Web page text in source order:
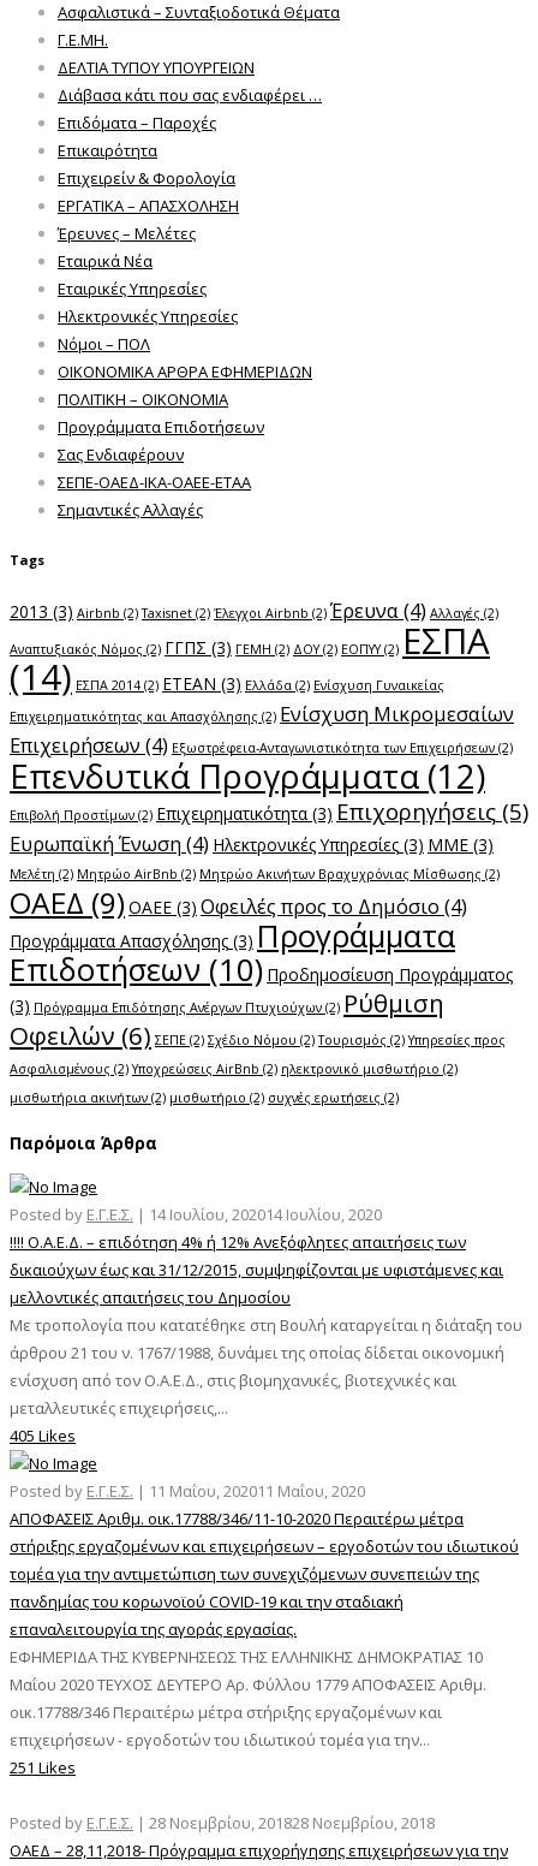
Ασφαλιστικά – Συνταξιοδοτικά Θέματα
Γ.Ε.ΜΗ.
ΔΕΛΤΙΑ ΤΥΠΟΥ ΥΠΟΥΡΓΕΙΩΝ
Διάβασα κάτι που σας ενδιαφέρει …
Επιδόματα – Παροχές
Επικαιρότητα
Επιχειρείν & Φορολογία
ΕΡΓΑΤΙΚΑ – ΑΠΑΣΧΟΛΗΣΗ
Έρευνες – Μελέτες
Εταιρικά Νέα
Εταιρικές Υπηρεσίες
Ηλεκτρονικές Υπηρεσίες
Νόμοι – ΠΟΛ
ΟΙΚΟΝΟΜΙΚΑ ΑΡΘΡΑ ΕΦΗΜΕΡΙΔΩΝ
ΠΟΛΙΤΙΚΗ – ΟΙΚΟΝΟΜΙΑ
Προγράμματα Επιδοτήσεων
Σας Ενδιαφέρουν
ΣΕΠΕ-ΟΑΕΔ-ΙΚΑ-ΟΑΕΕ-ΕΤΑΑ
Σημαντικές Αλλαγές
Tags
2013 (3) Airbnb (2) Taxisnet (2) Έλεγχοι Airbnb (2) Έρευνα(4) Αλλαγές (2)
Αναπτυξιακός Νόμος (2) ΓΓΠΣ (3) ΓΕΜΗ (2) ΔΟΥ(2) ΕΟΠΥΥ(2) ΕΣΠΑ
(14) ΕΣΠΑ 2014 (2) ΕΤΕΑΝ (3) Ελλάδα (2) Ενίσχυση Γυναικείας
Επιχειρηματικότητας και Απασχόλησης (2) Ενίσχυση Μικρομεσαίων
Επιχειρήσεων (4) Εξωστρέφεια-Ανταγωνιστικότητα των Επιχειρήσεων (2)
Επενδυτικά Προγράμματα (12)
Επιβολή Προστίμων (2) Επιχειρηματικότητα (3) Επιχορηγήσεις (5)
Ευρωπαϊκή Ένωση(4) Ηλεκτρονικές Υπηρεσίες (3) ΜΜΕ (3)
Μελέτη (2) Μητρώο AirBnb (2) Μητρώο Ακινήτων Βραχυχρόνιας Μίσθωσης (2)
ΟΑΕΔ (9) ΟΑΕΕ (3) Οφειλές προς το Δημόσιο (4)
Προγράμματα Απασχόλησης (3) Προγράμματα
Επιδοτήσεων (10) Προδημοσίευση Προγράμματος
(3) Πρόγραμμα Επιδότησης Ανέργων Πτυχιούχων (2) Ρύθμιση
Οφειλών (6) ΣΕΠΕ (2) Σχέδιο Νόμου (2) Τουρισμός (2) Υπηρεσίες προς
Ασφαλισμένους (2) Υποχρεώσεις AirBnb (2) ηλεκτρονικό μισθωτήριο (2)
μισθωτήρια ακινήτων (2) μισθωτήριο (2) συχνές ερωτήσεις (2)
Παρόμοια Άρθρα
Posted by Ε.Γ.Ε.Σ. | 14 Ιουλίου, 202014 Ιουλίου, 2020
!!!! Ο.Α.Ε.Δ. – επιδότηση 4% ή 12% Ανεξόφλητες απαιτήσεις των
δικαιούχων έως και 31/12/2015, συμψηφίζονται με υφιστάμενες και
μελλοντικές απαιτήσεις του Δημοσίου
Με τροπολογία που κατατέθηκε στη Βουλή καταργείται η διάταξη του
άρθρου 21 του ν. 1767/1988, δυνάμει της οποίας δίδεται οικονομική
ενίσχυση από τον Ο.Α.Ε.Δ., στις βιομηχανικές, βιοτεχνικές και
μεταλλευτικές επιχειρήσεις,...
405 Likes
Posted by Ε.Γ.Ε.Σ. | 11 Μαΐου, 202011 Μαΐου, 2020
ΑΠΟΦΑΣΕΙΣ Αριθμ. οικ.17788/346/11-10-2020 Περαιτέρω μέτρα
στήριξης εργαζομένων και επιχειρήσεων – εργοδοτών του ιδιωτικού
τομέα για την αντιμετώπιση των συνεχιζόμενων συνεπειών της
πανδημίας του κορωνοϊού COVID-19 και την σταδιακή
επαναλειτουργία της αγοράς εργασίας.
ΕΦΗΜΕΡΙΔΑ ΤΗΣ ΚΥΒΕΡΝΗΣΕΩΣ ΤΗΣ ΕΛΛΗΝΙΚΗΣ ΔΗΜΟΚΡΑΤΙΑΣ 10
Μαΐου 2020 ΤΕΥΧΟΣ ΔΕΥΤΕΡΟ Αρ. Φύλλου 1779 ΑΠΟΦΑΣΕΙΣ Αριθμ.
οικ.17788/346 Περαιτέρω μέτρα στήριξης εργαζομένων και
επιχειρήσεων - εργοδοτών του ιδιωτικού τομέα για την...
251 Likes
Posted by Ε.Γ.Ε.Σ. | 28 Νοεμβρίου, 201828 Νοεμβρίου, 2018
ΟΑΕΔ – 28,11,2018- Πρόγραμμα επιχορήγησης επιχειρήσεων για την